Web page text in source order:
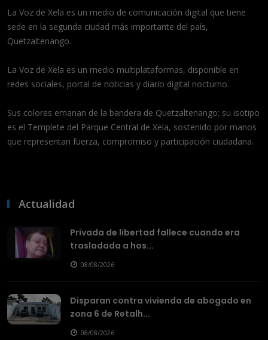
La Voz de Xela es un medio de comunicación digital que tiene
sede en la segunda ciudad más importante del país,
Quetzaltenango.
La Voz de Xela es un medio multiplataformas, disponible en
redes sociales, portal de noticias y diario digital nocturno.
Sus colores emanan de la bandera de Quetzaltenango; su isotipo
es el Templete del Parque Central de Xela, sostenido por manos
que representan fuerza, compromiso y participación ciudadana.
Actualidad
Privada de libertad fallece cuando era
trasladada a hos...
08/08/2026
Disparan contra vivienda de abogado en
zona 6 de Retalh...
08/08/2026